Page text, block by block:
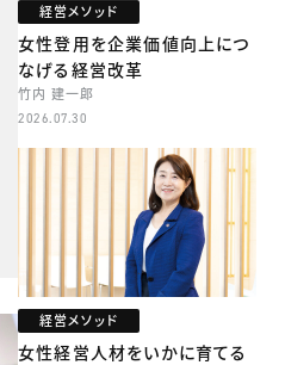
経営メソッド
女性登用を企業価値向上につ
なげる経営改革
竹内 建一郎
2026.07.30
経営メソッド
女性経営人材をいかに育てる